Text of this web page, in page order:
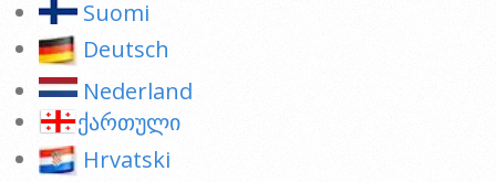
Suomi
Deutsch
Nederland
ქართული
Hrvatski